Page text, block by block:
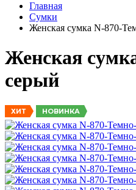
Главная
Сумки
Женская сумка N-870-
Женская
серый
ХИТ НОВИНКА